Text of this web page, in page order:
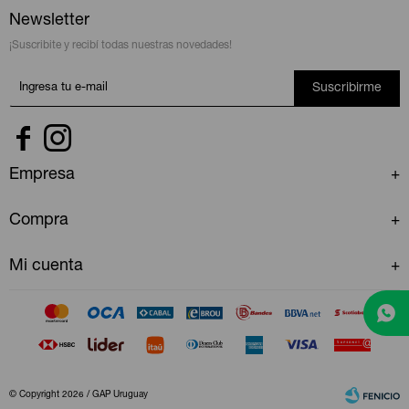
Newsletter
¡Suscribite y recibí todas nuestras novedades!
Suscribirme
 
Empresa
Compra
Mi cuenta
© Copyright 2026 / GAP Uruguay